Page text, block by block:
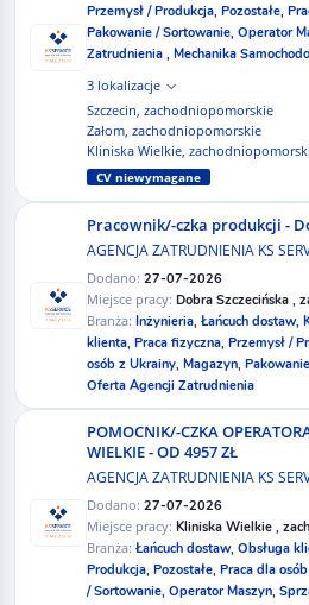
Przemysł / Produkcja, Pozostałe,
Pakowanie / Sortowanie, Operator
Zatrudnienia , Mechanika
3 lokalizacje
Szczecin, zachodniopomorskie
Załom, zachodniopomorskie
Kliniska Wielkie,
CV niewymagane
Pracownik/-czka produkcji -
AGENCJA ZATRUDNIENIA KS
Dodano: 27-07-2026
Miejsce pracy: Dobra Szczecińska ,
Branża: Inżynieria, Łańcuch dostaw,
klienta, Praca fizyczna, Przemysł /
osób z Ukrainy, Magazyn,
Oferta Agencji Zatrudnienia
POMOCNIK/-CZKA
WIELKIE - OD 4957 ZŁ
AGENCJA ZATRUDNIENIA KS
Dodano: 27-07-2026
Miejsce pracy: Kliniska Wielkie ,
Branża: Łańcuch dostaw, Obsługa
Produkcja, Pozostałe, Praca dla
/ Sortowanie, Operator Maszyn,